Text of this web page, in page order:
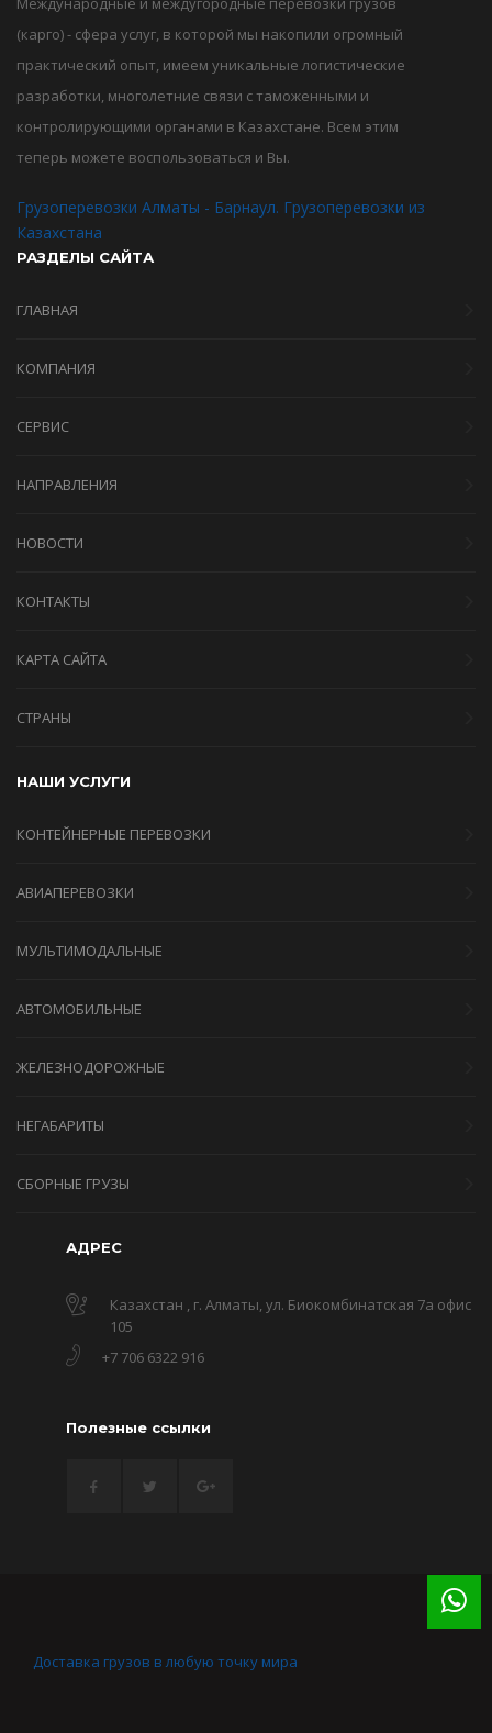
(карго) - сфера услуг, в которой мы накопили огромный
практический опыт, имеем уникальные логистические
разработки, многолетние связи с таможенными и
контролирующими органами в Казахстане. Всем этим
теперь можете воспользоваться и Вы.
Грузоперевозки Алматы - Барнаул. Грузоперевозки из
Казахстана
РАЗДЕЛЫ САЙТА
ГЛАВНАЯ
КОМПАНИЯ
СЕРВИС
НАПРАВЛЕНИЯ
НОВОСТИ
КОНТАКТЫ
КАРТА САЙТА
СТРАНЫ
НАШИ УСЛУГИ
КОНТЕЙНЕРНЫЕ ПЕРЕВОЗКИ
АВИАПЕРЕВОЗКИ
МУЛЬТИМОДАЛЬНЫЕ
АВТОМОБИЛЬНЫЕ
ЖЕЛЕЗНОДОРОЖНЫЕ
НЕГАБАРИТЫ
СБОРНЫЕ ГРУЗЫ
АДРЕС
Казахстан , г. Алматы, ул. Биокомбинатская 7а офис
105
+7 706 6322 916
Полезные ссылки
Доставка грузов в любую точку мира